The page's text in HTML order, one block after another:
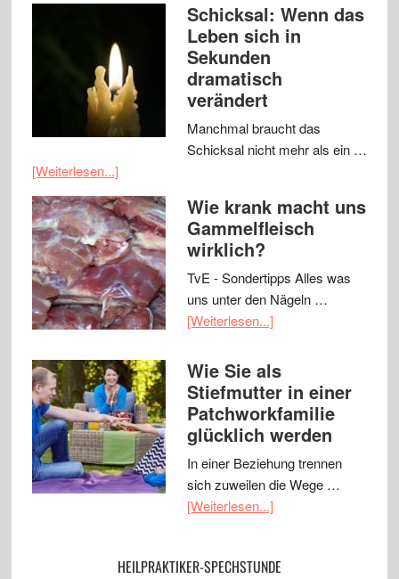
Schicksal: Wenn das
Leben sich in
Sekunden
dramatisch
verändert
Manchmal braucht das
Schicksal nicht mehr als ein …
[Weiterlesen...]
Wie krank macht uns
Gammelfleisch
wirklich?
TvE - Sondertipps Alles was
uns unter den Nägeln …
[Weiterlesen...]
Wie Sie als
Stiefmutter in einer
Patchworkfamilie
glücklich werden
In einer Beziehung trennen
sich zuweilen die Wege …
[Weiterlesen...]
HEILPRAKTIKER-SPECHSTUNDE